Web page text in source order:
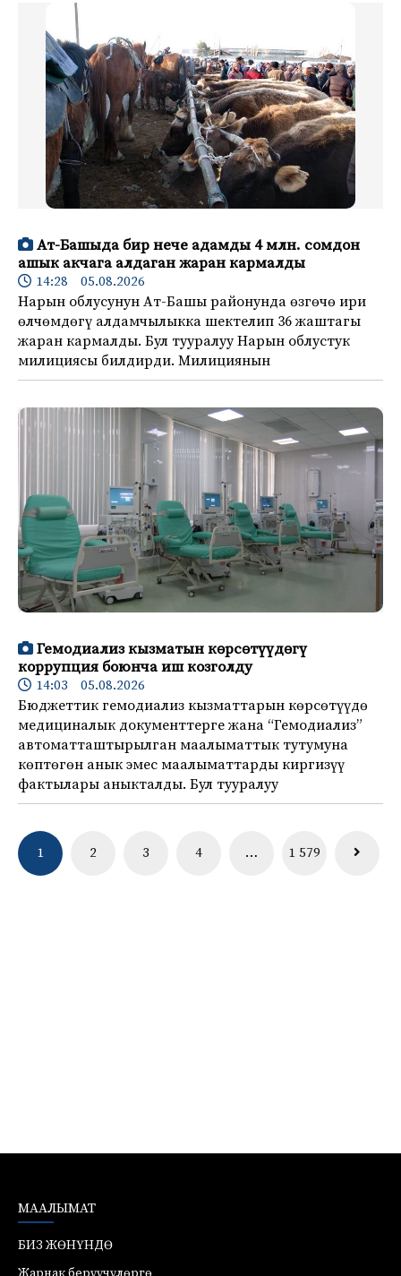
Ат-Башыда бир нече адамды 4 млн. сомдон
ашык акчага алдаган жаран кармалды
14:28 05.08.2026
Нарын облусунун Ат-Башы районунда өзгөчө ири
өлчөмдөгү алдамчылыкка шектелип 36 жаштагы
жаран кармалды. Бул тууралуу Нарын облустук
милициясы билдирди. Милициянын
Гемодиализ кызматын көрсөтүүдөгү
коррупция боюнча иш козголду
14:03 05.08.2026
Бюджеттик гемодиализ кызматтарын көрсөтүүдө
медициналык документтерге жана “Гемодиализ”
автоматташтырылган маалыматтык тутумуна
көптөгөн анык эмес маалыматтарды киргизүү
фактылары аныкталды. Бул тууралуу
Навигация
по
1 2 3 4 … 1 579
МААЛЫМАТ
БИЗ ЖӨНҮНДӨ